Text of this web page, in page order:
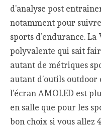
d’analyse post
notamment pour
sports d’endurance. La
polyvalente qui sait
autant de métriques
autant d’outils outdoor
l’écran AMOLED est
en salle que pour les
bon choix si vous allez